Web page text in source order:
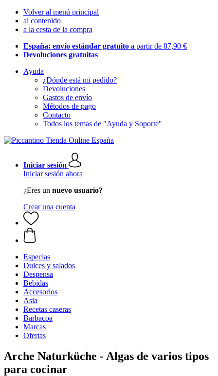
Volver al menú principal
al contenido
a la cesta de la compra
España: envío estándar gratuito a partir de 87,90 €
Devoluciones gratuitas
Ayuda
¿Dónde está mi pedido?
Devoluciones
Gastos de envío
Métodos de pago
Contacto
Todos los temas de "Ayuda y Soporte"
Iniciar sesión
Iniciar sesión ahora
¿Eres un nuevo usuario?
Crear una cuenta
Especias
Dulces y salados
Despensa
Bebidas
Accesorios
Asia
Recetas caseras
Barbacoa
Marcas
Ofertas
Arche Naturküche - Algas de varios tipos
para cocinar